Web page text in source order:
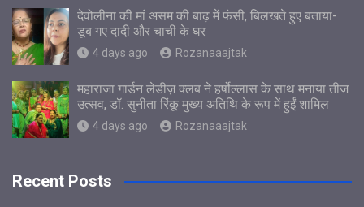
देवोलीना की मां असम की बाढ़ में फंसी, बिलखते हुए बताया-
डूब गए दादी और चाची के घर
4 days ago Rozanaaajtak
महाराजा गार्डन लेडीज़ क्लब ने हर्षोल्लास के साथ मनाया तीज
उत्सव, डॉ. सुनीता रिंकू मुख्य अतिथि के रूप में हुईं शामिल
4 days ago Rozanaaajtak
Recent Posts